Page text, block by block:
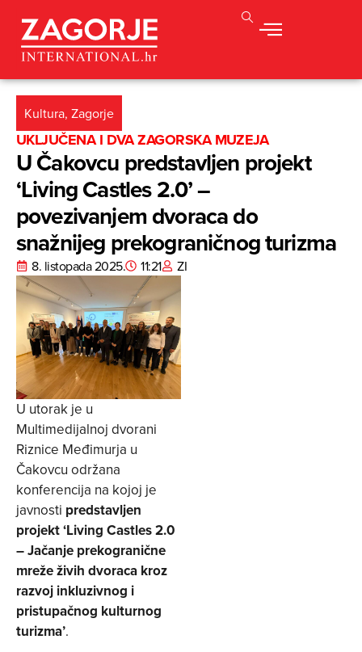
Kultura, Zagorje
UKLJUČENA I DVA ZAGORSKA MUZEJA
U Čakovcu predstavljen projekt
‘Living Castles 2.0’ –
povezivanjem dvoraca do
snažnijeg prekograničnog turizma
8. listopada 2025. 11:21 ZI
U utorak je u
Multimedijalnoj dvorani
Riznice Međimurja u
Čakovcu održana
konferencija na kojoj je
javnosti predstavljen
projekt ‘Living Castles 2.0
– Jačanje prekogranične
mreže živih dvoraca kroz
razvoj inkluzivnog i
pristupačnog kulturnog
turizma’.